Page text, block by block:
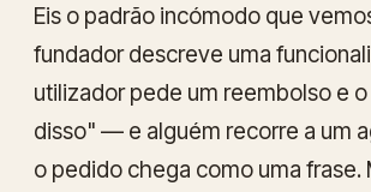
Eis o padrão incómodo que
fundador descreve uma
utilizador pede um reembolso e
disso" — e alguém recorre a um
o pedido chega como uma frase.